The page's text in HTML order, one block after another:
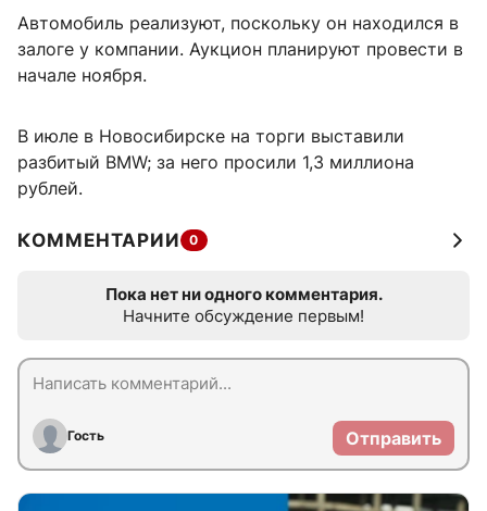
Автомобиль реализуют, поскольку он находился в
залоге у компании. Аукцион планируют провести в
начале ноября.
В июле в Новосибирске на торги выставили
разбитый BMW; за него просили 1,3 миллиона
рублей.
КОММЕНТАРИИ 0
Пока нет ни одного комментария.
Начните обсуждение первым!
Гость Отправить